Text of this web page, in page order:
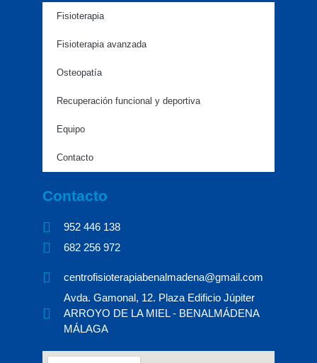
Fisioterapia
Fisioterapia avanzada
Osteopatía
Recuperación funcional y deportiva
Equipo
Contacto
Contacto
952 446 138​ ​
682 256 972 ​
centrofisioterapiabenalmadena@gmail.com
Avda. Gamonal, 12. Plaza Edificio Júpiter
ARROYO DE LA MIEL - BENALMÁDENA
MÁLAGA